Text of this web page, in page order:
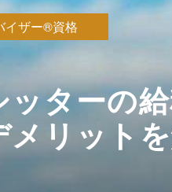
イザー®資格
ターの
メリット